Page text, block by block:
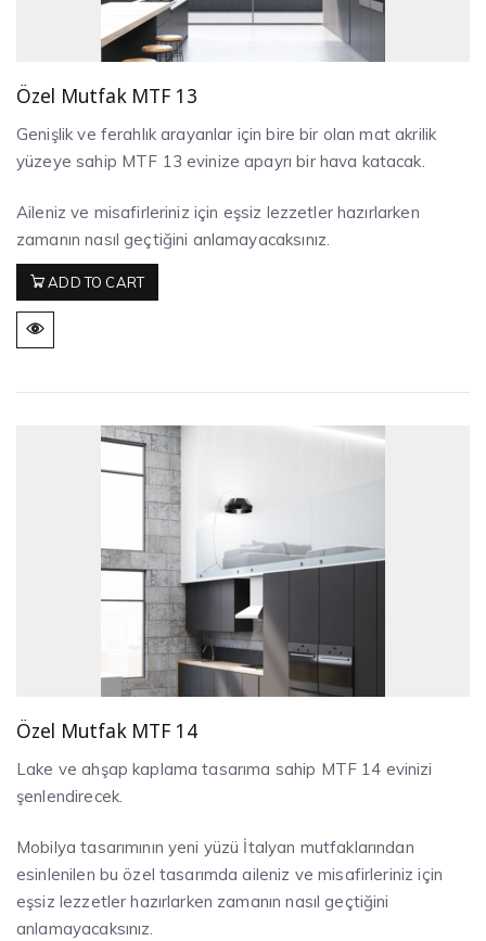
Özel Mutfak MTF 13
Genişlik ve ferahlık arayanlar için bire bir olan mat akrilik
yüzeye sahip MTF 13 evinize apayrı bir hava katacak.
Aileniz ve misafirleriniz için eşsiz lezzetler hazırlarken
zamanın nasıl geçtiğini anlamayacaksınız.
ADD TO CART
Özel Mutfak MTF 14
Lake ve ahşap kaplama tasarıma sahip MTF 14 evinizi
şenlendirecek.
Mobilya tasarımının yeni yüzü İtalyan mutfaklarından
esinlenilen bu özel tasarımda aileniz ve misafirleriniz için
eşsiz lezzetler hazırlarken zamanın nasıl geçtiğini
anlamayacaksınız.